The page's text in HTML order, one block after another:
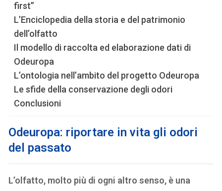
first”
L’Enciclopedia della storia e del patrimonio
dell’olfatto
Il modello di raccolta ed elaborazione dati di
Odeuropa
L’ontologia nell’ambito del progetto Odeuropa
Le sfide della conservazione degli odori
Conclusioni
Odeuropa: riportare in vita gli odori
del passato
L’olfatto, molto più di ogni altro senso, è una